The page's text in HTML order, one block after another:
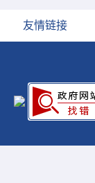
友情链接